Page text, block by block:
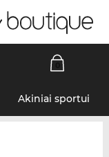
Akiniai sportui